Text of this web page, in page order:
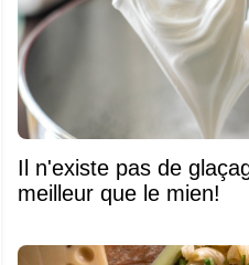
Il n'existe pas de
meilleur que le mien!